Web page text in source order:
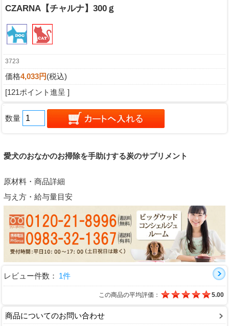
CZARNA【チャルナ】300ｇ
3723
価格4,033円(税込)
[121ポイント進呈 ]
数量
愛犬のおなかのお掃除を手助けする炭のサプリメント
原材料・商品詳細
与え方・給与量目安
レビュー件数： 1件
この商品の平均評価： 5.00
商品についてのお問い合わせ